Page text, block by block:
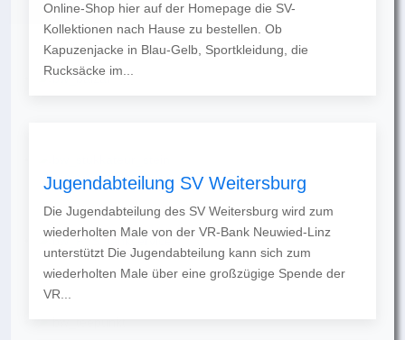
Online-Shop hier auf der Homepage die SV-
Kollektionen nach Hause zu bestellen. Ob
Kapuzenjacke in Blau-Gelb, Sportkleidung, die
Rucksäcke im...
Jugendabteilung SV Weitersburg
Die Jugendabteilung des SV Weitersburg wird zum
wiederholten Male von der VR-Bank Neuwied-Linz
unterstützt Die Jugendabteilung kann sich zum
wiederholten Male über eine großzügige Spende der
VR...